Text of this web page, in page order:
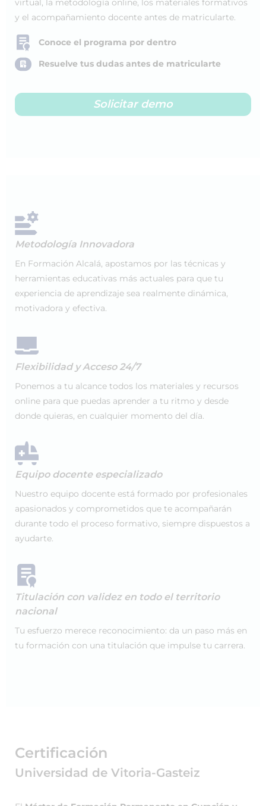
virtual, la metodología online, los materiales formativos
y el acompañamiento docente antes de matricularte.
Conoce el programa por dentro
Resuelve tus dudas antes de matricularte
Solicitar demo
Metodología Innovadora
En Formación Alcalá, apostamos por las técnicas y
herramientas educativas más actuales para que tu
experiencia de aprendizaje sea realmente dinámica,
motivadora y efectiva.
Flexibilidad y Acceso 24/7
Ponemos a tu alcance todos los materiales y recursos
online para que puedas aprender a tu ritmo y desde
donde quieras, en cualquier momento del día.
Equipo docente especializado
Nuestro equipo docente está formado por profesionales
apasionados y comprometidos que te acompañarán
durante todo el proceso formativo, siempre dispuestos a
ayudarte.
Titulación con validez en todo el territorio
nacional
Tu esfuerzo merece reconocimiento: da un paso más en
tu formación con una titulación que impulse tu carrera.
Certificación
Universidad de Vitoria-Gasteiz